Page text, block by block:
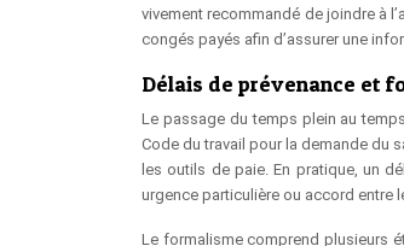
vivement recommandé de joindre à
congés payés afin d’assurer une
Délais de prévenance et
Le passage du temps plein au
Code du travail pour la demande du
les outils de paie. En pratique, un
urgence particulière ou accord entre
Le formalisme comprend plusieurs